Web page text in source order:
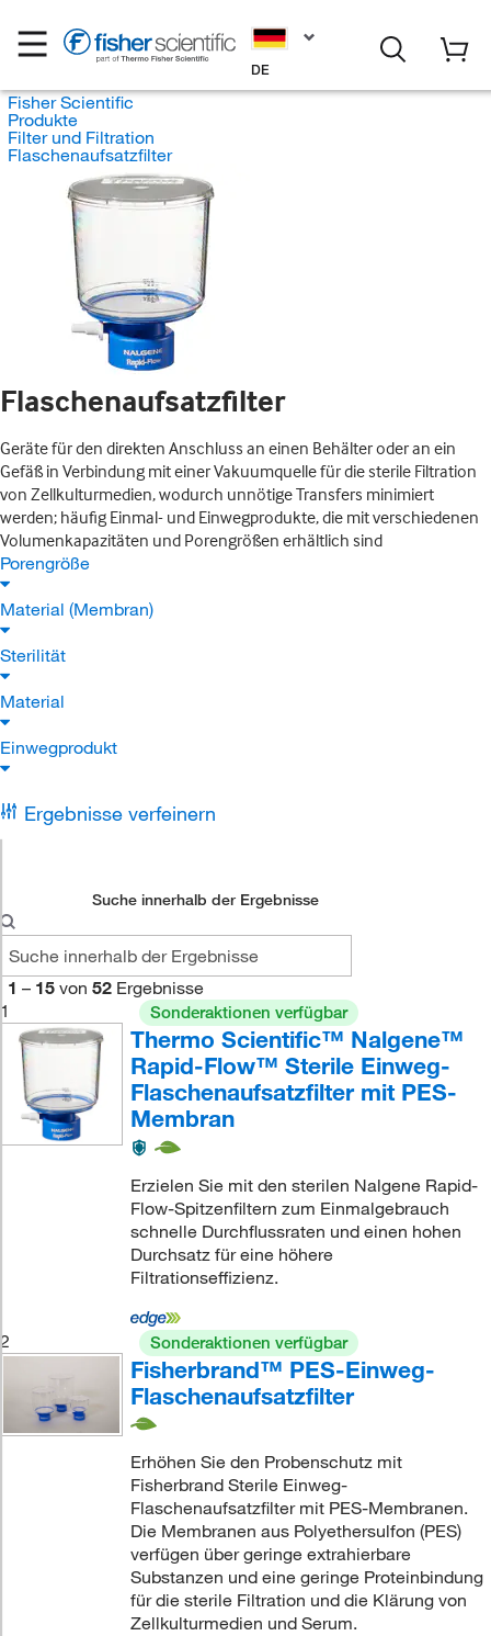
DE
Fisher Scientific
Produkte
Filter und Filtration
Flaschenaufsatzfilter
Flaschenaufsatzfilter
Geräte für den direkten Anschluss an einen Behälter oder an ein
Gefäß in Verbindung mit einer Vakuumquelle für die sterile Filtration
von Zellkulturmedien, wodurch unnötige Transfers minimiert
werden; häufig Einmal- und Einwegprodukte, die mit verschiedenen
Volumenkapazitäten und Porengrößen erhältlich sind
Porengröße
Material (Membran)
Sterilität
Material
Einwegprodukt
Ergebnisse verfeinern
Suche innerhalb der Ergebnisse
1 – 15 von 52 Ergebnisse
1
Sonderaktionen verfügbar
Thermo Scientific™ Nalgene™
Rapid-Flow™ Sterile Einweg-
Flaschenaufsatzfilter mit PES-
Membran
Erzielen Sie mit den sterilen Nalgene Rapid-
Flow-Spitzenfiltern zum Einmalgebrauch
schnelle Durchflussraten und einen hohen
Durchsatz für eine höhere
Filtrationseffizienz.
2 Sonderaktionen verfügbar
Fisherbrand™ PES-Einweg-
Flaschenaufsatzfilter
Erhöhen Sie den Probenschutz mit
Fisherbrand Sterile Einweg-
Flaschenaufsatzfilter mit PES-Membranen.
Die Membranen aus Polyethersulfon (PES)
verfügen über geringe extrahierbare
Substanzen und eine geringe Proteinbindung
für die sterile Filtration und die Klärung von
Zellkulturmedien und Serum.